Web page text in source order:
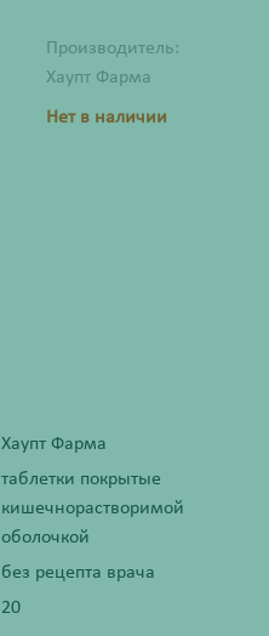
Производитель:
Хаупт Фарма
Нет в наличии
Хаупт Фарма
таблетки покрытые
кишечнорастворимой
оболочкой
без рецепта врача
20